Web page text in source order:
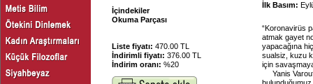
İçindekiler
Okuma Parçası
Liste fiyatı: 470.00 TL
İndirimli fiyatı: 376.00 TL
İndirim oranı: %20
İlk Basım:
“Koronavirüs
atmak gayet
yapacağına
sualsiz, kuzu
için
Yanis